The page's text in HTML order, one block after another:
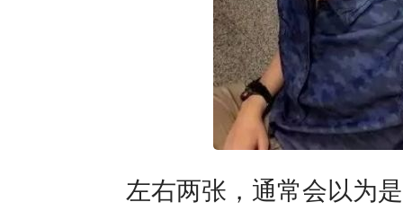
左右两张，通常会以为